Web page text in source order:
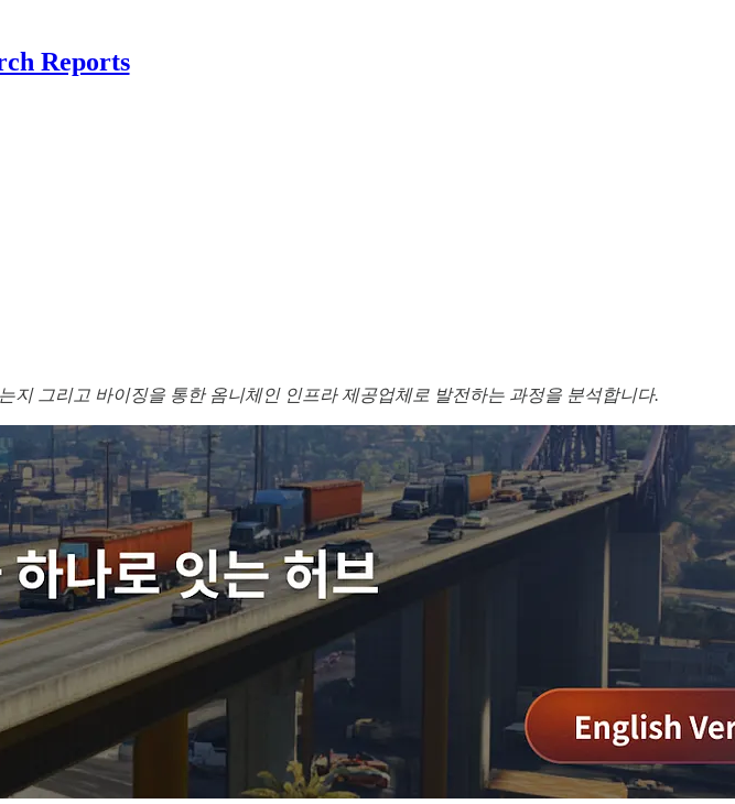
Reports
지 그리고 바이징을 통한 옴니체인 인프라 제공업체로 발전하는 과정을 분석합니다.